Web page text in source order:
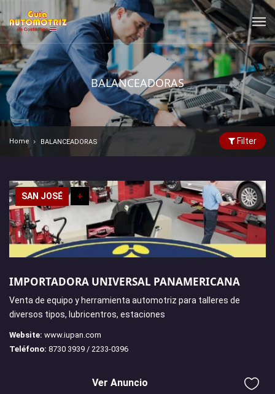
BALANCEADORAS
Home BALANCEADORAS Filter
SAN JOSÉ +
IMPORTADORA UNIVERSAL PANAMERICANA
Venta de equipo y herramienta automotriz para talleres de
diversos tipos, lubricentros, estaciones
Website: www.iupan.com
Teléfono: 8730 3939 / 2233-0396
Ver Anuncio